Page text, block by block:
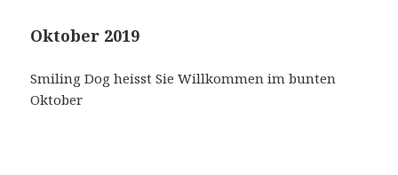
Oktober 2019
Smiling Dog heisst Sie Willkommen im bunten
Oktober